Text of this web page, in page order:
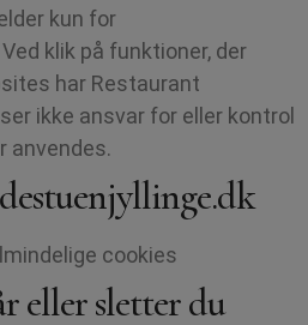
kun for
klik på funktioner, der
har Restaurant
ikke ansvar for eller kontrol
anvendes.
cookies
eller sletter du